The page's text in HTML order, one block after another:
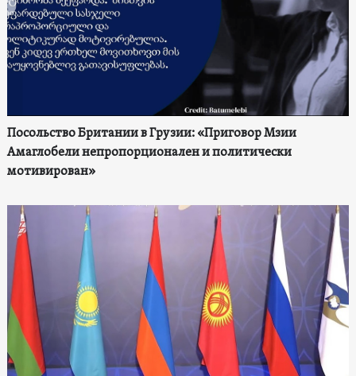
Посольство Британии в Грузии: «Приговор Мзии
Амаглобели непропорционален и политически
мотивирован»